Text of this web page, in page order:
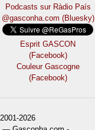
Podcasts sur Ràdio País
@gasconha.com (Bluesky)
Esprit GASCON
(Facebook)
Couleur Gascogne
(Facebook)
2001-2026